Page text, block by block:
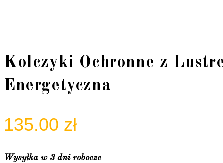
Kolczyki Ochronne z
Energetyczna
135.00 zł
Wysyłka w 3 dni robocze